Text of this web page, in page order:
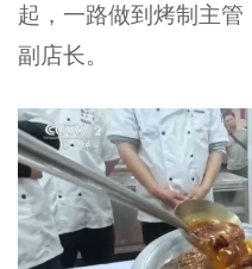
起，一路做到烤制主
副店长。